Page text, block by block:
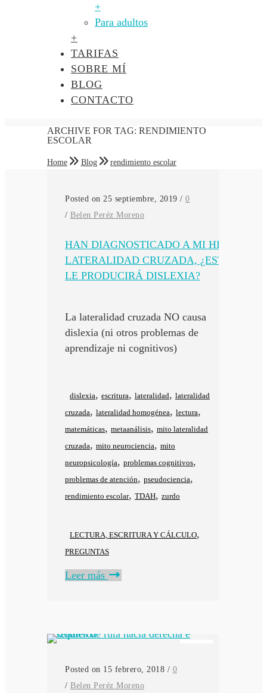
+
Para adultos
+
TARIFAS
SOBRE MÍ
BLOG
CONTACTO
ARCHIVE FOR TAG: RENDIMIENTO
ESCOLAR
Home Blog rendimiento escolar
Posted on 25 septiembre, 2019 / 0
/ Belen Peréz Moreno
HAN DIAGNOSTICADO A MI HIJA
LATERALIDAD CRUZADA, ¿ESTO
LE PRODUCIRÁ DISLEXIA?
La lateralidad cruzada NO causa
dislexia (ni otros problemas de
aprendizaje ni cognitivos)
dislexia, escritura, lateralidad, lateralidad
cruzada, lateralidad homogénea, lectura,
matemáticas, metaanálisis, mito lateralidad
cruzada, mito neurociencia, mito
neuropsicología, problemas cognitivos,
problemas de atención, pseudociencia,
rendimiento escolar, TDAH, zurdo
LECTURA, ESCRITURA Y CÁLCULO,
PREGUNTAS
Leer más
Posted on 15 febrero, 2018 / 0
/ Belen Peréz Moreno